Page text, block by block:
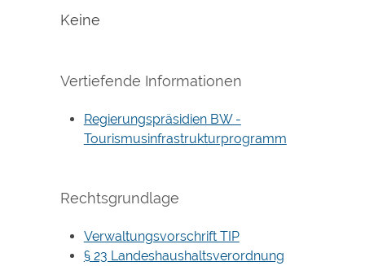
Keine
Vertiefende Informationen
Regierungspräsidien BW -
Tourismusinfrastrukturprogramm
Rechtsgrundlage
Verwaltungsvorschrift TIP
§ 23 Landeshaushaltsverordnung